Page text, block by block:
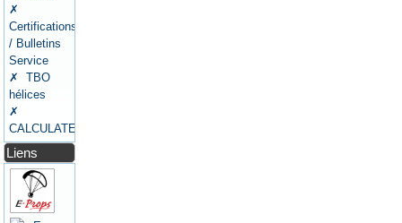
✗
Certifications
/ Bulletins
Service
✗ TBO
hélices
✗
CALCULATEURS
Liens